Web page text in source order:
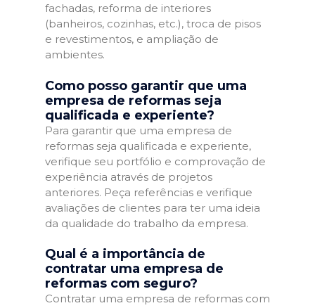
fachadas, reforma de interiores
(banheiros, cozinhas, etc.), troca de pisos
e revestimentos, e ampliação de
ambientes.
Como posso garantir que uma
empresa de reformas seja
qualificada e experiente?
Para garantir que uma empresa de
reformas seja qualificada e experiente,
verifique seu portfólio e comprovação de
experiência através de projetos
anteriores. Peça referências e verifique
avaliações de clientes para ter uma ideia
da qualidade do trabalho da empresa.
Qual é a importância de
contratar uma empresa de
reformas com seguro?
Contratar uma empresa de reformas com